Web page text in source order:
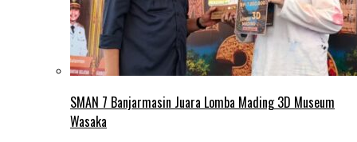
SMAN 7 Banjarmasin Juara Lomba Mading 3D Museum
Wasaka